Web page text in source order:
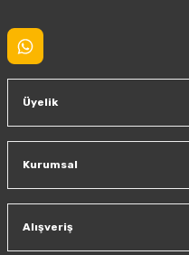
Üyelik
Kurumsal
Alışveriş